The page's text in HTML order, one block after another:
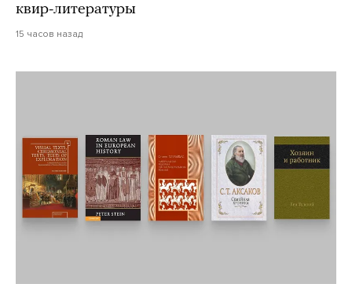
квир-литературы
15 часов назад